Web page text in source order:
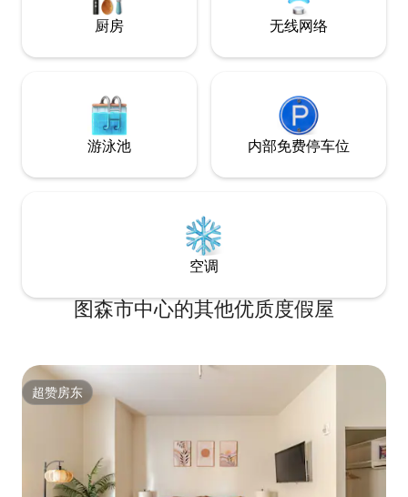
厨房 无线网络
游泳池 内部免费停车位
空调
图森市中心的其他优质度假屋
超赞房东
超赞房东